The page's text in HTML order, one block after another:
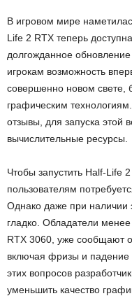
В игровом мире
Life 2 RTX теперь
долгожданное
игрокам возможность
совершенно новом свете,
графическим
отзывы, для запуска этой
вычислительные ресурсы.
Чтобы запустить Half-Life
пользователям
Однако даже при наличии
гладко. Обладатели
RTX 3060, уже сообщают
включая фризы и
этих вопросов
уменьшить качество